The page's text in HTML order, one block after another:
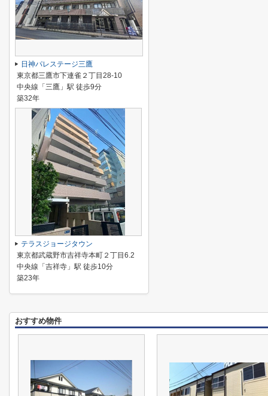
日神パレステージ三鷹
東京都三鷹市下連雀２丁目28-10
中央線「三鷹」駅 徒歩9分
築32年
テラスジョージタウン
東京都武蔵野市吉祥寺本町２丁目6.2
中央線「吉祥寺」駅 徒歩10分
築23年
おすすめ物件